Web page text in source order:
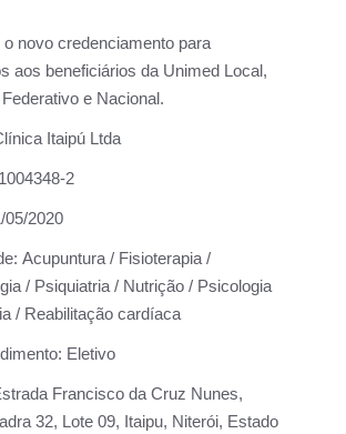
o novo credenciamento para
aos beneficiários da Unimed Local,
Federativo e Nacional.
Itaipú Ltda
2
05/2020
Acupuntura / Fisioterapia /
/ Psiquiatria / Nutrição / Psicologia
/ Reabilitação cardíaca
Eletivo
Francisco da Cruz Nunes,
32, Lote 09, Itaipu, Niterói, Estado